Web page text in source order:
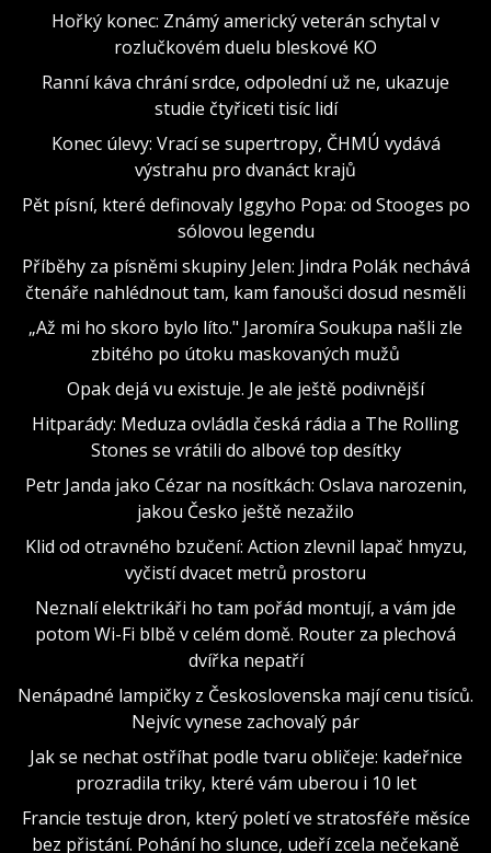
Hořký konec: Známý americký veterán schytal v
rozlučkovém duelu bleskové KO
Ranní káva chrání srdce, odpolední už ne, ukazuje
studie čtyřiceti tisíc lidí
Konec úlevy: Vrací se supertropy, ČHMÚ vydává
výstrahu pro dvanáct krajů
Pět písní, které definovaly Iggyho Popa: od Stooges po
sólovou legendu
Příběhy za písněmi skupiny Jelen: Jindra Polák nechává
čtenáře nahlédnout tam, kam fanoušci dosud nesměli
„Až mi ho skoro bylo líto." Jaromíra Soukupa našli zle
zbitého po útoku maskovaných mužů
Opak dejá vu existuje. Je ale ještě podivnější
Hitparády: Meduza ovládla česká rádia a The Rolling
Stones se vrátili do albové top desítky
Petr Janda jako Cézar na nosítkách: Oslava narozenin,
jakou Česko ještě nezažilo
Klid od otravného bzučení: Action zlevnil lapač hmyzu,
vyčistí dvacet metrů prostoru
Neznalí elektrikáři ho tam pořád montují, a vám jde
potom Wi-Fi blbě v celém domě. Router za plechová
dvířka nepatří
Nenápadné lampičky z Československa mají cenu tisíců.
Nejvíc vynese zachovalý pár
Jak se nechat ostříhat podle tvaru obličeje: kadeřnice
prozradila triky, které vám uberou i 10 let
Francie testuje dron, který poletí ve stratosféře měsíce
bez přistání. Pohání ho slunce, udeří zcela nečekaně